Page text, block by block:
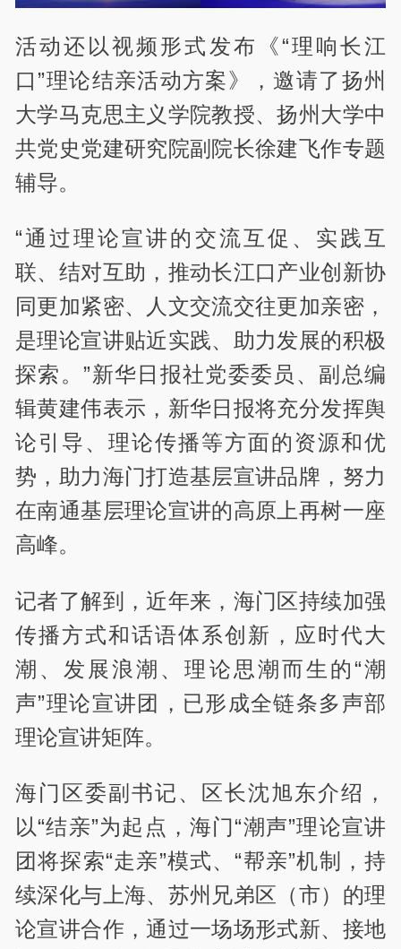
活动还以视频形式发布《“理响长江
口”理论结亲活动方案》，邀请了扬州
大学马克思主义学院教授、扬州大学中
共党史党建研究院副院长徐建飞作专题
辅导。
“通过理论宣讲的交流互促、实践互
联、结对互助，推动长江口产业创新协
同更加紧密、人文交流交往更加亲密，
是理论宣讲贴近实践、助力发展的积极
探索。”新华日报社党委委员、副总编
辑黄建伟表示，新华日报将充分发挥舆
论引导、理论传播等方面的资源和优
势，助力海门打造基层宣讲品牌，努力
在南通基层理论宣讲的高原上再树一座
高峰。
记者了解到，近年来，海门区持续加强
传播方式和话语体系创新，应时代大
潮、发展浪潮、理论思潮而生的“潮
声”理论宣讲团，已形成全链条多声部
理论宣讲矩阵。
海门区委副书记、区长沈旭东介绍，
以“结亲”为起点，海门“潮声”理论宣讲
团将探索“走亲”模式、“帮亲”机制，持
续深化与上海、苏州兄弟区（市）的理
论宣讲合作，通过一场场形式新、接地